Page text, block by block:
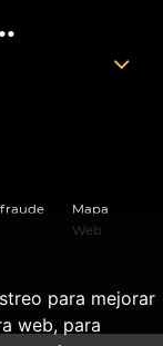
para mejorar
web, para
Mapa
Web